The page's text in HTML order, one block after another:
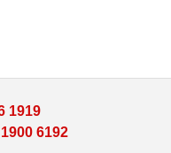
1919
1900 6192